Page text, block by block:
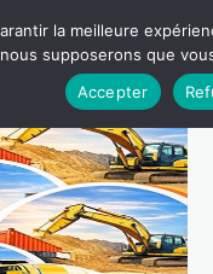
la meilleure
supposerons que
Accepter